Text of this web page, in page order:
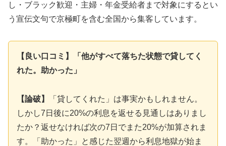
し・ブラック歓迎・主婦・年金受給者まで対象にするとい
う宣伝文句で京極町を含む全国から集客しています。
【良い口コミ】「他がすべて落ちた状態で貸してく
れた。助かった」
【論破】
「貸してくれた」は事実かもしれません。
しかし7日後に20%の利息を返せる見通しはありまし
たか？返せなければ次の7日でまた20%が加算されま
す。「助かった」と感じた翌週から利息地獄が始ま